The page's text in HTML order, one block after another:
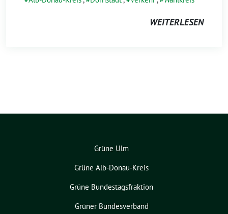
WEITERLESEN
Grüne Ulm
Grüne Alb-Donau-Kreis
Grüne Bundestagsfraktion
Grüner Bundesverband